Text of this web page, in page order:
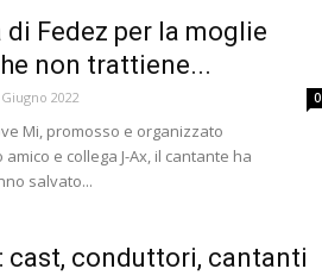
Fedez per la moglie
non trattiene...
2022 0
Mi, promosso e organizzato
e collega J-Ax, il cantante ha
salvato...
cast, conduttori, cantanti